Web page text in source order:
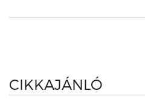
CIKKAJÁNLÓ